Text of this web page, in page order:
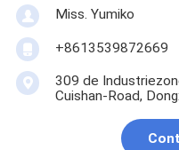
Miss. Yumiko
+8613539872669
309 de
Cuishan-Road,